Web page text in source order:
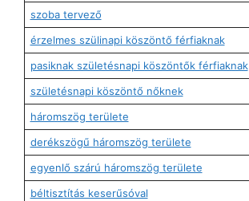
szoba tervező
érzelmes szülinapi köszöntő férfiaknak
pasiknak születésnapi köszöntők férfiaknak
születésnapi köszöntő nőknek
háromszög területe
derékszögű háromszög területe
egyenlő szárú háromszög területe
béltisztítás keserűsóval